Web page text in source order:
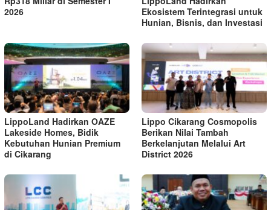
2026
Ekosistem Terintegrasi untuk
Hunian, Bisnis, dan Investasi
LippoLand Hadirkan OAZE
Lakeside Homes, Bidik
Kebutuhan Hunian Premium
di Cikarang
Lippo Cikarang Cosmopolis
Berikan Nilai Tambah
Berkelanjutan Melalui Art
District 2026